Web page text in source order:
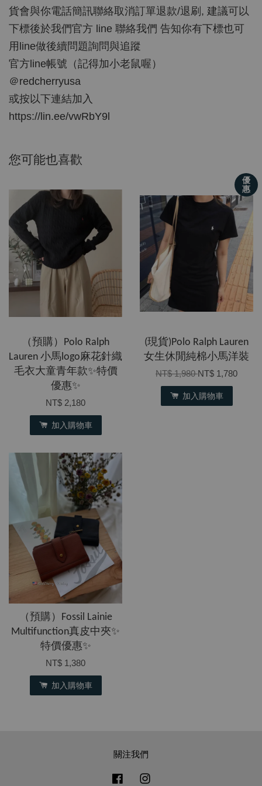
貨會與你電話簡訊聯絡取消訂單退款/退刷, 建議可以
下標後於我們官方 line 聯絡我們 告知你有下標也可
用line做後續問題詢問與追蹤
官方line帳號（記得加小老鼠喔）
＠redcherryusa
或按以下連結加入
https://lin.ee/vwRbY9l
您可能也喜歡
（預購）Polo Ralph
Lauren 小馬logo麻花針織
毛衣大童青年款✨特價
優惠✨
NT$ 2,180
加入購物車
優
惠
(現貨)Polo Ralph Lauren
女生休閒純棉小馬洋裝
NT$ 1,980NT$ 1,780
加入購物車
（預購）Fossil Lainie
Multifunction真皮中夾✨
特價優惠✨
NT$ 1,380
加入購物車
關注我們
Facebook